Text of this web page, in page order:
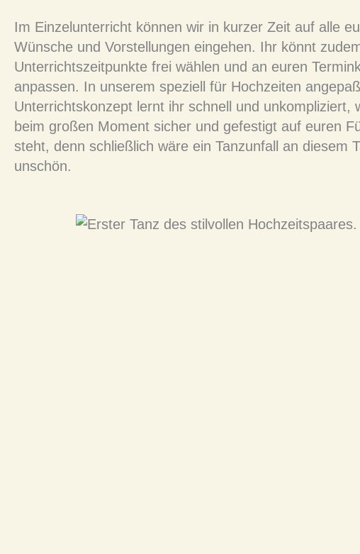
Im Einzelunterricht können wir in kurzer Zeit auf alle
Wünsche und Vorstellungen eingehen. Ihr könnt
Unterrichtszeitpunkte frei wählen und an euren
anpassen. In unserem speziell für Hochzeiten
Unterrichtskonzept lernt ihr schnell und unkompliziert,
beim großen Moment sicher und gefestigt auf euren
steht, denn schließlich wäre ein Tanzunfall an diesem
unschön.